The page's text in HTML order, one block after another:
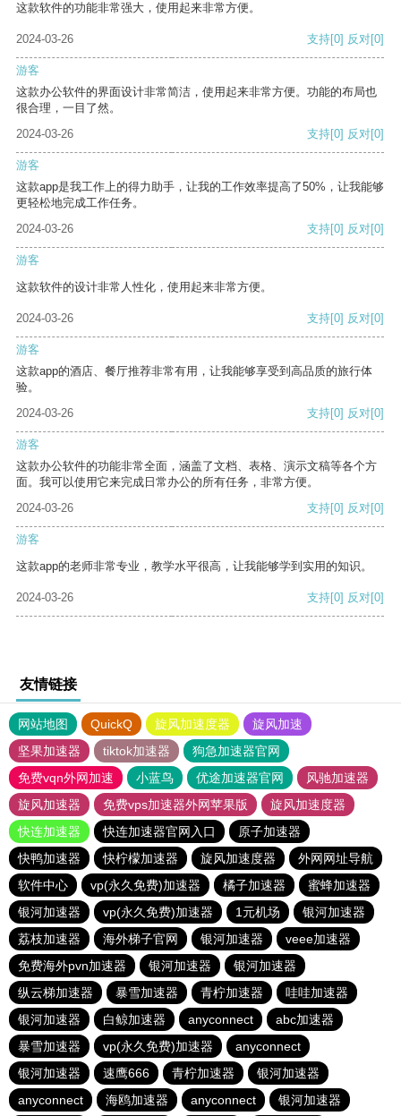
这款软件的功能非常强大，使用起来非常方便。
2024-03-26 支持[0] 反对[0]
游客
这款办公软件的界面设计非常简洁，使用起来非常方便。功能的布局也
很合理，一目了然。
2024-03-26
支持[0] 反对[0]
游客
这款app是我工作上的得力助手，让我的工作效率提高了50%，让我能够
更轻松地完成工作任务。
2024-03-26
支持[0] 反对[0]
游客
这款软件的设计非常人性化，使用起来非常方便。
2024-03-26 支持[0] 反对[0]
游客
这款app的酒店、餐厅推荐非常有用，让我能够享受到高品质的旅行体
验。
2024-03-26
支持[0] 反对[0]
游客
这款办公软件的功能非常全面，涵盖了文档、表格、演示文稿等各个方
面。我可以使用它来完成日常办公的所有任务，非常方便。
2024-03-26
支持[0] 反对[0]
游客
这款app的老师非常专业，教学水平很高，让我能够学到实用的知识。
2024-03-26 支持[0] 反对[0]
友情链接
网站地图 QuickQ 旋风加速度器
旋风加速
坚果加速器
tiktok加速器
狗急加速器官网
免费vqn外网加速
小蓝鸟 优途加速器官网
风驰加速器
旋风加速器
免费vps加速器外网苹果版
旋风加速度器
快连加速器
快连加速器官网入口
原子加速器
快鸭加速器
快柠檬加速器 旋风加速度器
外网网址导航
软件中心
vp(永久免费)加速器 橘子加速器
蜜蜂加速器
银河加速器
vp(永久免费)加速器 1元机场
银河加速器
荔枝加速器
海外梯子官网 银河加速器
veee加速器
免费海外pvn加速器
银河加速器
银河加速器
纵云梯加速器
暴雪加速器 青柠加速器
哇哇加速器
银河加速器
白鲸加速器 anyconnect
abc加速器
暴雪加速器
vp(永久免费)加速器
anyconnect
银河加速器
速鹰666 青柠加速器
银河加速器
anyconnect
海鸥加速器 anyconnect 银河加速器